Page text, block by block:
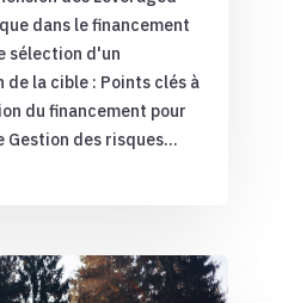
dans le financement
sélection d'un
la cible : Points clés à
du financement pour
Gestion des risques...